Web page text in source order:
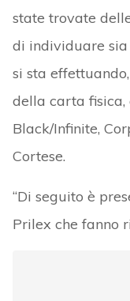
state trovate
di individuare
si sta
della carta
Black/Infinite,
Cortese.
“Di seguito è
Prilex che fanno